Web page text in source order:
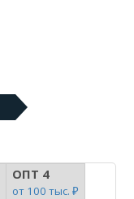
ОПТ 4
от 100 тыс. ₽